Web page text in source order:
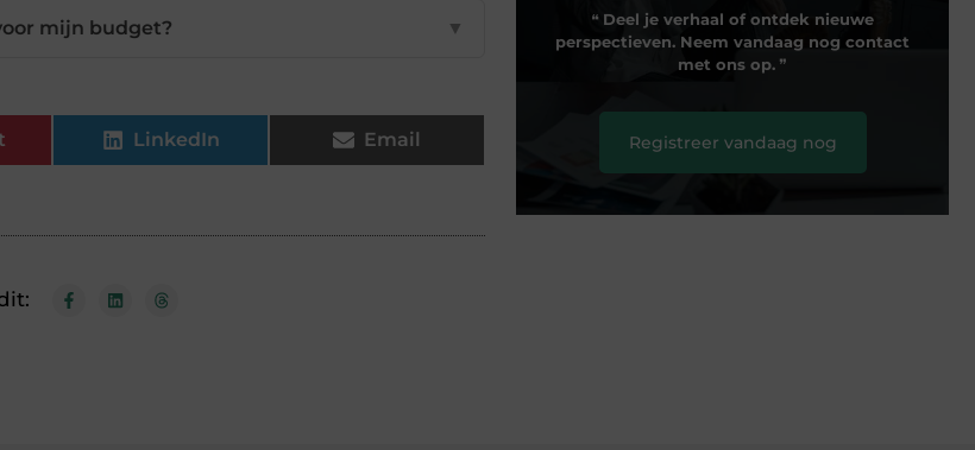
mijn budget? ▼
LinkedIn Email
❝ Deel je verhaal of ontdek nieuwe
perspectieven. Neem vandaag nog contact
met ons op. ❞
Registreer vandaag nog